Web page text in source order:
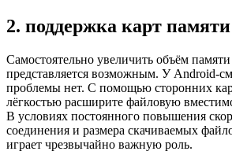
2. поддержка карт памяти
Самостоятельно увеличить объём
представляется возможным. У Android-
проблемы нет. С помощью сторонних
лёгкостью расширите файловую
В условиях постоянного повышения
соединения и размера скачиваемых
играет чрезвычайно важную роль.